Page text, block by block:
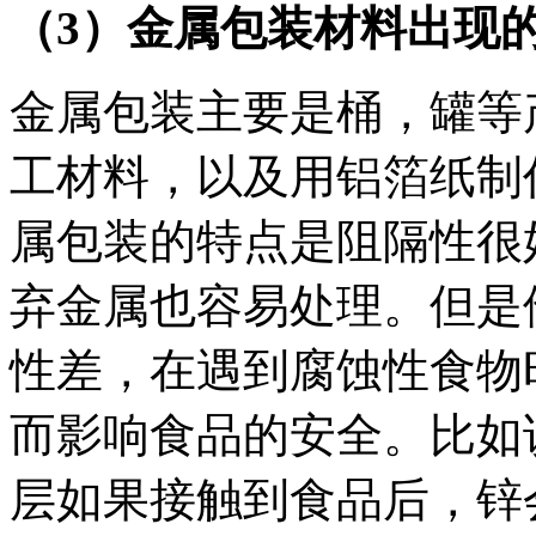
（3）金属包装材料出现
金属包装主要是桶，罐
工材料，以及用铝箔纸
属包装的特点是阻隔性
弃金属也容易处理。但
性差，在遇到腐蚀性食
而影响食品的安全。比
层如果接触到食品后，